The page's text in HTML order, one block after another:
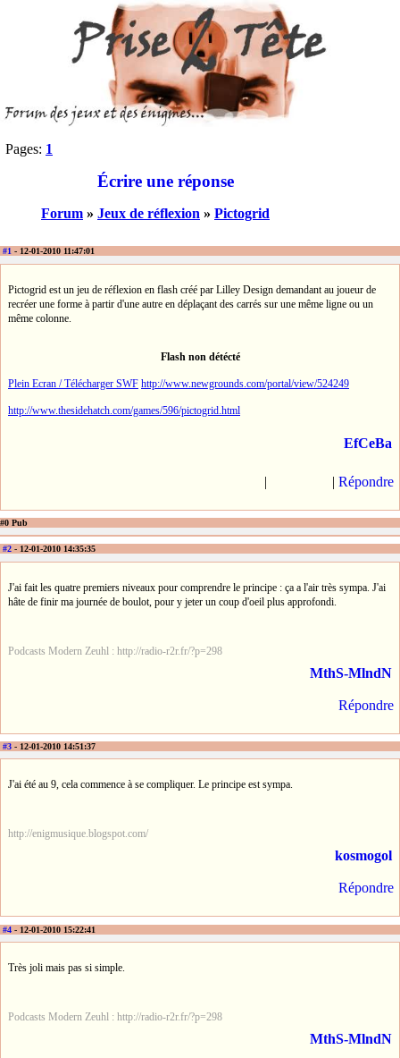
Pages: 1
Écrire une réponse
Forum » Jeux de réflexion » Pictogrid
#1 - 12-01-2010 11:47:01
Pictogrid est un jeu de réflexion en flash créé par Lilley Design demandant au joueur de
recréer une forme à partir d'une autre en déplaçant des carrés sur une même ligne ou un
même colonne.
Flash non détécté
Plein Ecran / Télécharger SWF http://www.newgrounds.com/portal/view/524249
http://www.thesidehatch.com/games/596/pictogrid.html
EfCeBa
| | Répondre
#0 Pub
#2 - 12-01-2010 14:35:35
J'ai fait les quatre premiers niveaux pour comprendre le principe : ça a l'air très sympa. J'ai
hâte de finir ma journée de boulot, pour y jeter un coup d'oeil plus approfondi.
Podcasts Modern Zeuhl : http://radio-r2r.fr/?p=298
MthS-MlndN
Répondre
#3 - 12-01-2010 14:51:37
J'ai été au 9, cela commence à se compliquer. Le principe est sympa.
http://enigmusique.blogspot.com/
kosmogol
Répondre
#4 - 12-01-2010 15:22:41
Très joli mais pas si simple.
Podcasts Modern Zeuhl : http://radio-r2r.fr/?p=298
MthS-MlndN